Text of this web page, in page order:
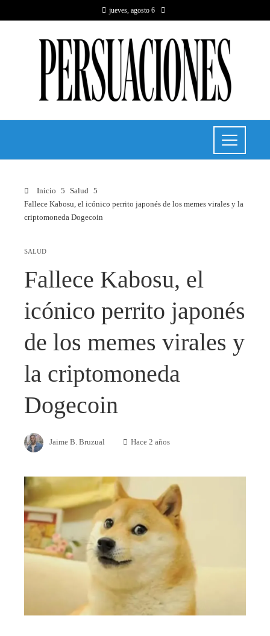
jueves, agosto 6
Inicio
Salud
Fallece Kabosu, el icónico perrito japonés de los memes virales y la
criptomoneda Dogecoin
SALUD
Fallece Kabosu, el
icónico perrito japonés
de los memes virales y
la criptomoneda
Dogecoin
Jaime B. Bruzual Hace 2 años